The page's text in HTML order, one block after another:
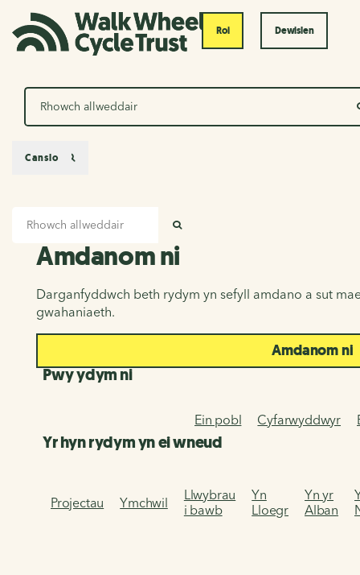
Roi Dewislen
Chwilio
Amdanom ni
Amdanom ni
Darganfyddwch beth rydym yn sefyll amdano a sut
gwahaniaeth.
Amdanom ni
Pwy ydym ni
Ein pobl Cyfarwyddwyr
Yr hyn rydym yn ei wneud
Projectau Ymchwil
Llwybrau
i bawb
Yn
Lloegr
Yn yr
Alban
Canslo